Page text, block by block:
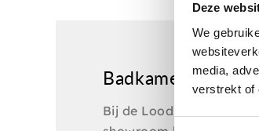
Deze
We
media,
verstrekt of
Badkamermeubel
Bij de Loods Meubelen